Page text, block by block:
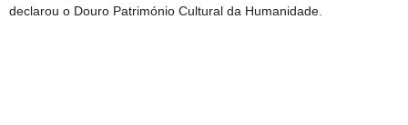
declarou o Douro Património Cultural da Humanidade.